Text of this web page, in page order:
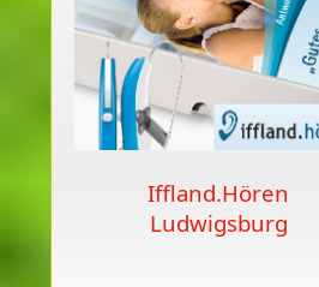
Iffland.Hören
Ludwigsburg